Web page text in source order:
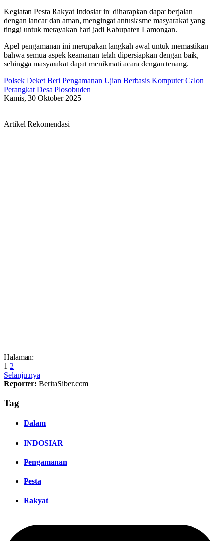
Kegiatan Pesta Rakyat Indosiar ini diharapkan dapat berjalan
dengan lancar dan aman, mengingat antusiasme masyarakat yang
tinggi untuk merayakan hari jadi Kabupaten Lamongan.
Apel pengamanan ini merupakan langkah awal untuk memastikan
bahwa semua aspek keamanan telah dipersiapkan dengan baik,
sehingga masyarakat dapat menikmati acara dengan tenang.
Polsek Deket Beri Pengamanan Ujian Berbasis Komputer Calon
Perangkat Desa Plosobuden
Kamis, 30 Oktober 2025
Artikel Rekomendasi
Halaman:
1 2
Selanjutnya
Reporter: BeritaSiber.com
Tag
Dalam
INDOSIAR
Pengamanan
Pesta
Rakyat